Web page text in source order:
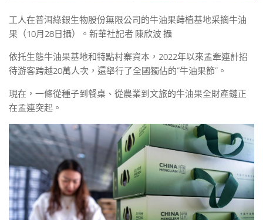
工人在普洱綠銀生物股份無限公司的牛油果蒔植基地采摘牛油
果（10月28日攝）。新華社記者 陳欣波 攝
依托生態牛油果基地和特點村寨資本，2022年以來孟牽連計招
待游客跨越20萬人次，還舉行了全國獨佔的“牛油果節”。
現在，一條從種子到餐桌、從農業到文旅的牛油果全財產鏈正
在孟連突起。